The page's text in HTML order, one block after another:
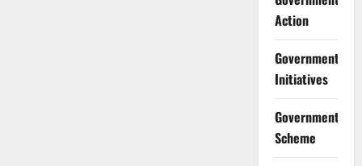
Action
Government
Initiatives
Government
Scheme